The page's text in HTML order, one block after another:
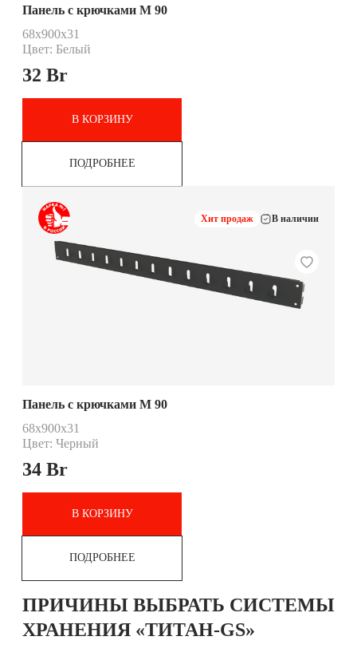
Панель с крючками М 90
68х900х31
Цвет: Белый
32 Br
В КОРЗИНУ
ПОДРОБНЕЕ
Хит продаж В наличии
Панель с крючками М 90
68х900х31
Цвет: Черный
34 Br
В КОРЗИНУ
ПОДРОБНЕЕ
ПРИЧИНЫ ВЫБРАТЬ СИСТЕМЫ
ХРАНЕНИЯ «ТИТАН-GS»